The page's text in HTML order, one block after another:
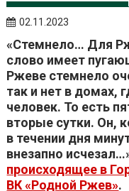
02.11.2023
«Стемнело… Для
слово имеет
Ржеве стемнело
так и нет в домах,
человек. То есть
вторые сутки. Он,
в течении дня
внезапно
происходящее в
ВК «Родной Ржев».